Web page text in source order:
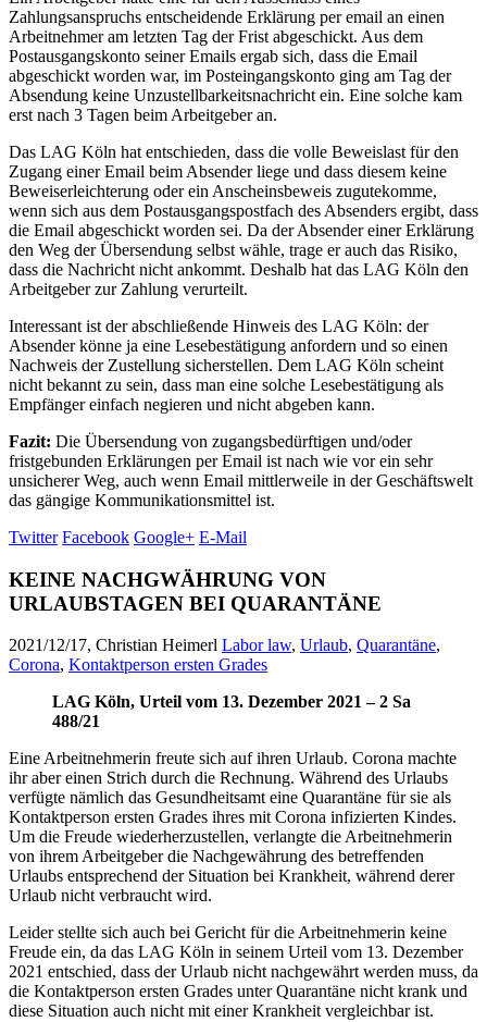
Zahlungsanspruchs entscheidende Erklärung per email an einen
Arbeitnehmer am letzten Tag der Frist abgeschickt. Aus dem
Postausgangskonto seiner Emails ergab sich, dass die Email
abgeschickt worden war, im Posteingangskonto ging am Tag der
Absendung keine Unzustellbarkeitsnachricht ein. Eine solche kam
erst nach 3 Tagen beim Arbeitgeber an.
Das LAG Köln hat entschieden, dass die volle Beweislast für den
Zugang einer Email beim Absender liege und dass diesem keine
Beweiserleichterung oder ein Anscheinsbeweis zugutekomme,
wenn sich aus dem Postausgangspostfach des Absenders ergibt, dass
die Email abgeschickt worden sei. Da der Absender einer Erklärung
den Weg der Übersendung selbst wähle, trage er auch das Risiko,
dass die Nachricht nicht ankommt. Deshalb hat das LAG Köln den
Arbeitgeber zur Zahlung verurteilt.
Interessant ist der abschließende Hinweis des LAG Köln: der
Absender könne ja eine Lesebestätigung anfordern und so einen
Nachweis der Zustellung sicherstellen. Dem LAG Köln scheint
nicht bekannt zu sein, dass man eine solche Lesebestätigung als
Empfänger einfach negieren und nicht abgeben kann.
Fazit: Die Übersendung von zugangsbedürftigen und/oder
fristgebunden Erklärungen per Email ist nach wie vor ein sehr
unsicherer Weg, auch wenn Email mittlerweile in der Geschäftswelt
das gängige Kommunikationsmittel ist.
Twitter Facebook Google+ E-Mail
KEINE NACHGWÄHRUNG VON
URLAUBSTAGEN BEI QUARANTÄNE
2021/12/17, Christian Heimerl Labor law, Urlaub, Quarantäne,
Corona, Kontaktperson ersten Grades
LAG Köln, Urteil vom 13. Dezember 2021 – 2 Sa
488/21
Eine Arbeitnehmerin freute sich auf ihren Urlaub. Corona machte
ihr aber einen Strich durch die Rechnung. Während des Urlaubs
verfügte nämlich das Gesundheitsamt eine Quarantäne für sie als
Kontaktperson ersten Grades ihres mit Corona infizierten Kindes.
Um die Freude wiederherzustellen, verlangte die Arbeitnehmerin
von ihrem Arbeitgeber die Nachgewährung des betreffenden
Urlaubs entsprechend der Situation bei Krankheit, während derer
Urlaub nicht verbraucht wird.
Leider stellte sich auch bei Gericht für die Arbeitnehmerin keine
Freude ein, da das LAG Köln in seinem Urteil vom 13. Dezember
2021 entschied, dass der Urlaub nicht nachgewährt werden muss, da
die Kontaktperson ersten Grades unter Quarantäne nicht krank und
diese Situation auch nicht mit einer Krankheit vergleichbar ist.